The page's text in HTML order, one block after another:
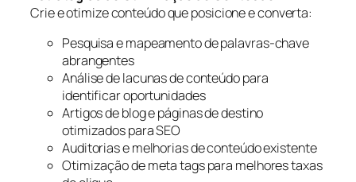
Crie e otimize conteúdo que posicione e converta:
Pesquisa e mapeamento de palavras-chave
abrangentes
Análise de lacunas de conteúdo para
identificar oportunidades
Artigos de blog e páginas de destino
otimizados para SEO
Auditorias e melhorias de conteúdo existente
Otimização de meta tags para melhores taxas